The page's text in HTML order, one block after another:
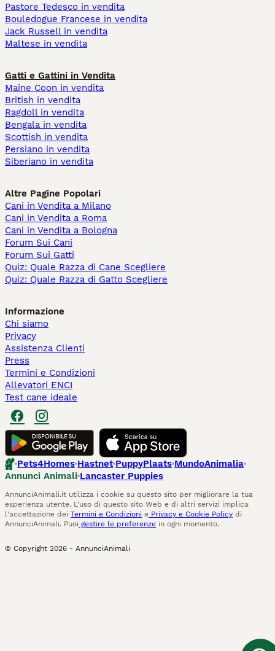
Pastore Tedesco in vendita
Bouledogue Francese in vendita
Jack Russell in vendita
Maltese in vendita
Gatti e Gattini in Vendita
Maine Coon in vendita
British in vendita
Ragdoll in vendita
Bengala in vendita
Scottish in vendita
Persiano in vendita
Siberiano in vendita
Altre Pagine Popolari
Cani in Vendita a Milano
Cani in Vendita a Roma
Cani in Vendita a Bologna
Forum Sui Cani
Forum Sui Gatti
Quiz: Quale Razza di Cane Scegliere
Quiz: Quale Razza di Gatto Scegliere
Informazione
Chi siamo
Privacy
Assistenza Clienti
Press
Termini e Condizioni
Allevatori ENCI
Test cane ideale
Pets4Homes Hastnet PuppyPlaats MundoAnimalia
Annunci Animali Lancaster Puppies
AnnunciAnimali.it utilizza i cookie su questo sito per migliorare la tua
esperienza utente. L'uso di questo sito Web e di altri servizi implica
l'accettazione dei Termini e Condizioni e Privacy e Cookie Policy di
AnnunciAnimali. Puoi gestire le preferenze in ogni momento.
© Copyright 2026 - AnnunciAnimali